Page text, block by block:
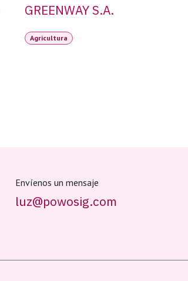
GREENWAY S.A.
Agricultura
Envíenos un mensaje
luz@powosig.com